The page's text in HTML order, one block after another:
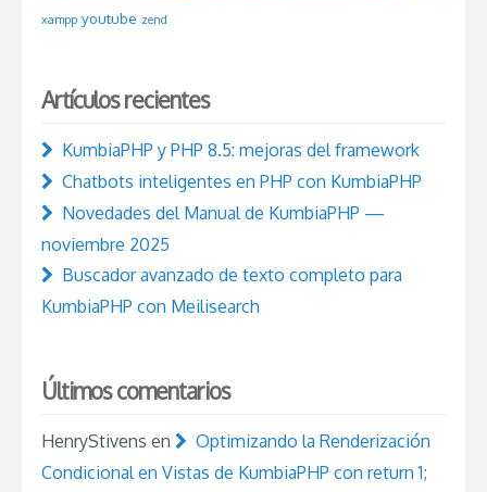
xampp youtube zend
Artículos recientes
KumbiaPHP y PHP 8.5: mejoras del framework
Chatbots inteligentes en PHP con KumbiaPHP
Novedades del Manual de KumbiaPHP —
noviembre 2025
Buscador avanzado de texto completo para
KumbiaPHP con Meilisearch
Últimos comentarios
HenryStivens en
Optimizando la Renderización
Condicional en Vistas de KumbiaPHP con return 1;